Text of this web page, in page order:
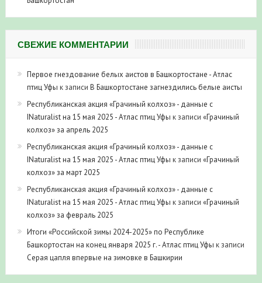
СВЕЖИЕ КОММЕНТАРИИ
Первое гнездование белых аистов в Башкортостане - Атлас
птиц Уфы к записи В Башкортостане загнездились белые аисты
Республиканская акция «Грачиный колхоз» - данные с
INaturalist на 15 мая 2025 - Атлас птиц Уфы к записи «Грачиный
колхоз» за апрель 2025
Республиканская акция «Грачиный колхоз» - данные с
INaturalist на 15 мая 2025 - Атлас птиц Уфы к записи «Грачиный
колхоз» за март 2025
Республиканская акция «Грачиный колхоз» - данные с
INaturalist на 15 мая 2025 - Атлас птиц Уфы к записи «Грачиный
колхоз» за февраль 2025
Итоги «Российской зимы 2024-2025» по Республике
Башкортостан на конец января 2025 г. - Атлас птиц Уфы к записи
Серая цапля впервые на зимовке в Башкирии